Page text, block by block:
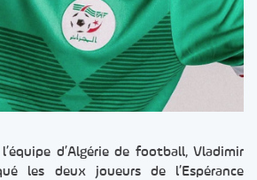
d’Algérie de football, Vladimir
les deux joueurs de l’Espérance